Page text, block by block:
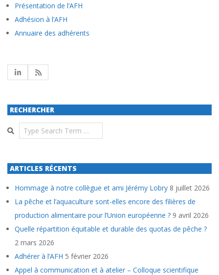
Présentation de l’AFH
Adhésion à l’AFH
Annuaire des adhérents
RECHERCHER
Search
ARTICLES RÉCENTS
Hommage à notre collègue et ami Jérémy Lobry 8 juillet 2026
La pêche et l’aquaculture sont-elles encore des filières de
production alimentaire pour l’Union européenne ? 9 avril 2026
Quelle répartition équitable et durable des quotas de pêche ?
2 mars 2026
Adhérer à l’AFH 5 février 2026
Appel à communication et à atelier – Colloque scientifique